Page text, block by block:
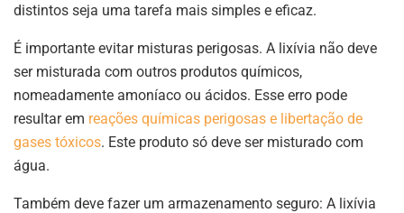
distintos seja uma tarefa mais simples e eficaz.
É importante evitar misturas perigosas. A lixívia não deve
ser misturada com outros produtos químicos,
nomeadamente amoníaco ou ácidos. Esse erro pode
resultar em reações químicas perigosas e libertação de
gases tóxicos. Este produto só deve ser misturado com
água.
Também deve fazer um armazenamento seguro: A lixívia